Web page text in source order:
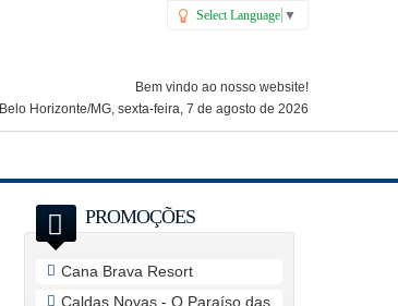
Select Language ▼
Bem vindo ao nosso website!
Belo Horizonte/MG, sexta-feira, 7 de agosto de 2026
PROMOÇÕES
Cana Brava Resort
Caldas Novas - O Paraíso das